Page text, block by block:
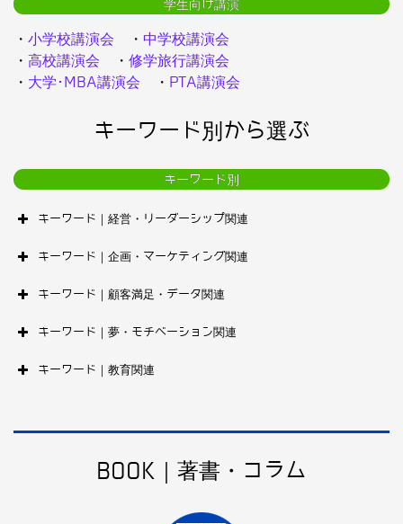
学生向け講演
・ 小学校講演会 ・ 中学校講演会
・ 高校講演会 ・ 修学旅行講演会
・ 大学･MBA講演会 ・ PTA講演会
キーワード別から選ぶ
キーワード別
キーワード｜経営・リーダーシップ関連
キーワード｜企画・マーケティング関連
キーワード｜顧客満足・データ関連
キーワード｜夢・モチベーション関連
キーワード｜教育関連
BOOK｜著書・コラム